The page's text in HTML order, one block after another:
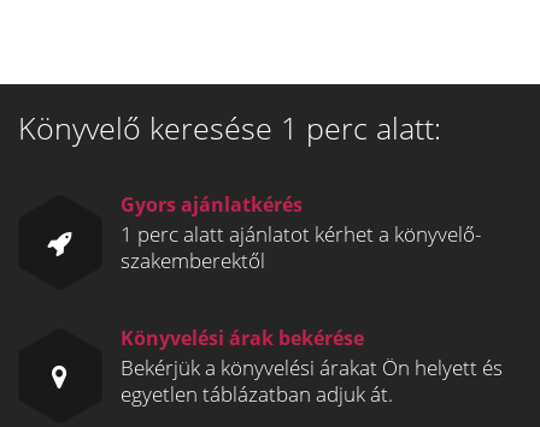
Könyvelő keresése 1 perc alatt:
Gyors ajánlatkérés
1 perc alatt ajánlatot kérhet a könyvelő-
szakemberektől
Könyvelési árak bekérése
Bekérjük a könyvelési árakat Ön helyett és
egyetlen táblázatban adjuk át.